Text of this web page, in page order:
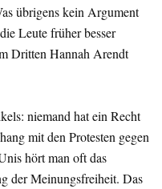
übrigens kein Argument
Leute früher besser
Dritten Hannah Arendt
niemand hat ein Recht
mit den Protesten gegen
hört man oft das
der Meinungsfreiheit. Das